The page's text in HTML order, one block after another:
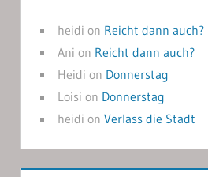
heidi on Reicht dann auch?
Ani on Reicht dann auch?
Heidi on Donnerstag
Loisi on Donnerstag
heidi on Verlass die Stadt